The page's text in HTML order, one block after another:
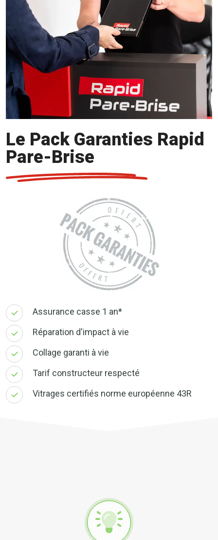
Le Pack Garanties Rapid
Pare-Brise
Assurance casse 1 an*
Réparation d'impact à vie
Collage garanti à vie
Tarif constructeur respecté
Vitrages certifiés norme européenne 43R